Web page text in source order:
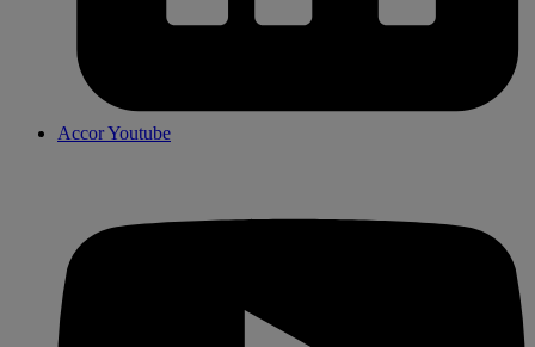
Accor Youtube